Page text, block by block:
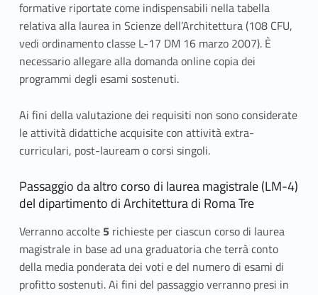
d
i
a
c
c
e
s
s
o
e
formative riportate come indispensabili nella tabella
relativa alla laurea in Scienze dell’Architettura (108 CFU,
vedi ordinamento classe L-17 DM 16 marzo 2007). È
necessario allegare alla domanda online copia dei
programmi degli esami sostenuti.
Ai fini della valutazione dei requisiti non sono considerate
le attività didattiche acquisite con attività extra-
curriculari, post-lauream o corsi singoli.
Passaggio da altro corso di laurea magistrale (LM-4)
del dipartimento di Architettura di Roma Tre
Verranno accolte 5 richieste per ciascun corso di laurea
magistrale in base ad una graduatoria che terrà conto
della media ponderata dei voti e del numero di esami di
profitto sostenuti. Ai fini del passaggio verranno presi in